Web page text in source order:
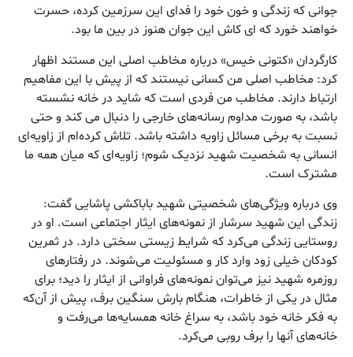
جوانی که زندگی و خون خود را فدای این سرزمین کرده، حسرت
خواهند خورد که ای کاش این جوان هنوز در بین ما بود.
کارگردان «کتونی خیس» درباره مخاطب اصلی این مستند اظهار
کرد: مخاطب اصلی من کسانی نیستند که از پیش با این مفاهیم
ارتباط دارند. مخاطب من فردی است که شاید در خانه نشسته
باشد، به صورت مداوم رسانه‌های خارجی را دنبال می کند و حتی
نسبت به برخی مسائل زاویه داشته باشد. تلاش کرده‌ام از زاویه‌ای
انسانی به شخصیت شهید نزدیک شوم؛ زاویه‌ای که میان همه ما
مشترک است.
وی درباره ویژگی‌های شخصیتی شهید باباکشی پاشایی گفت:
زندگی این شهید سرشار از نمونه‌های ایثار اجتماعی است. او در
روستایی زندگی می‌کرد که شرایط زیستی سختی دارد. در ثمرین
کودکان خیلی زود وارد کار و مسئولیت می‌شوند. در رفتارهای
روزمره شهید نیز می‌توان نمونه‌های فراوانی از ایثار را دید؛ برای
مثال در یکی از خاطرات، هنگام بارش سنگین برف، پیش از آن‌که
به فکر خانه خود باشد، به سراغ خانه همسایه‌ها می‌رفت و
خانه‌های آنها را برف روبی می‌کرد.